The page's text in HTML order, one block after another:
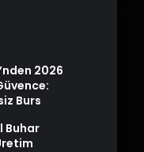
2026
Burs
Buhar